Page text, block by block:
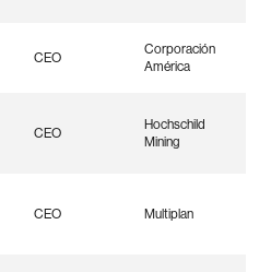
CEO
Corporación
América
CEO
Hochschild
Mining
CEO Multiplan